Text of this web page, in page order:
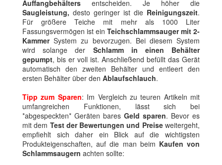
Auffangbehälters entscheiden. Je höher die
Saugleistung, desto geringer ist die Reinigungszeit.
Für größere Teiche mit mehr als 1000 Liter
Fassungsvermögen ist ein Teichschlammsauger mit 2-
KammerSystem zu bevorzugen. Bei diesem System
wird solange der Schlamm in einen Behälter
gepumpt, bis er voll ist. Anschließend befüllt das Gerät
automatisch den zweiten Behälter und entleert den
ersten Behälter über den Ablaufschlauch.
Tipp zum Sparen: Im Vergleich zu teuren Artikeln mit
umfangreichen Funktionen, lässt sich bei
*abgespeckten* Geräten bares Geld sparen. Bevor es
mit dem Test der Bewertungen und Preiseweitergeht,
empfiehlt sich daher ein Blick auf die wichtigsten
Produkteigenschaften, auf die man beim Kaufen von
Schlammsaugern achten sollte: